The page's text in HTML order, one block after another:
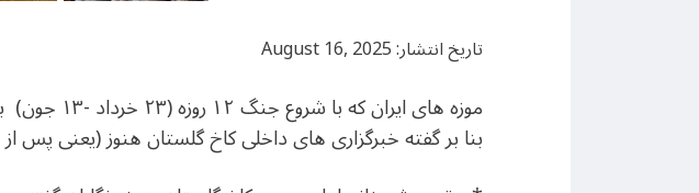
تاریخ انتشار: August 16, 2025
موزه های
بنا بر گفته خبرگزاری های داخلی کاخ گلستان هنوز (یعنی